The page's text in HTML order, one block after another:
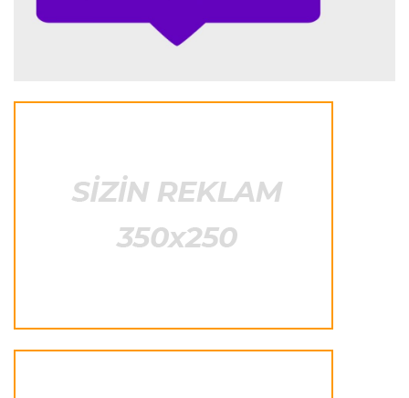
Formula-1 23:44 06.08.2026
"Antonelli mövsümün ən yaxşı pilotlarından
bənzəyir"
23:38 06.08.2026